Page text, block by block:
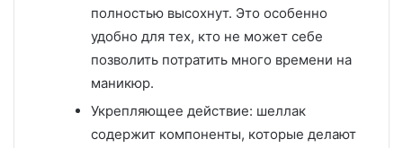
полностью высохнут. Это особенно
удобно для тех, кто не может себе
позволить потратить много времени на
маникюр.
Укрепляющее действие: шеллак
содержит компоненты, которые делают